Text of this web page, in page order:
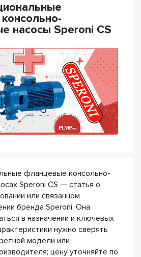
насосы Speroni CS
фланцевые консольно-
Speroni CS — статья о
или связанном
бренда Speroni. Она
в назначении и ключевых
нужно сверять
модели или
цену уточняйте по